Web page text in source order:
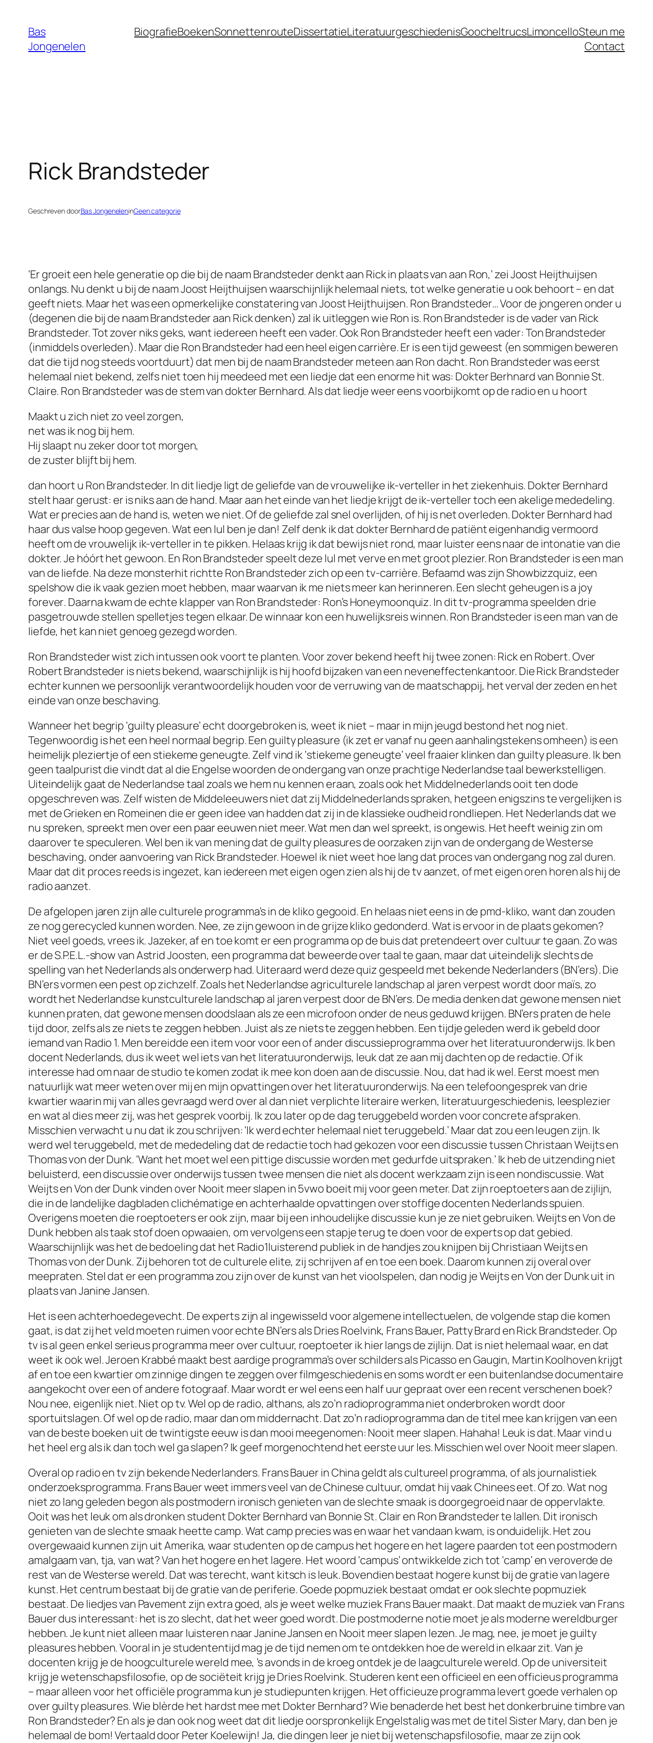
inhoud
Bas
Jongenelen
BiografieBoekenSonnettenrouteDissertatieLiteratuurgeschiedenisGoocheltrucsLimoncelloSteun me
Contact
Rick Brandsteder
Geschreven doorBas JongeneleninGeen categorie
‘Er groeit een hele generatie op die bij de naam Brandsteder denkt aan Rick in plaats van aan Ron,’ zei Joost Heijthuijsen
onlangs. Nu denkt u bij de naam Joost Heijthuijsen waarschijnlijk helemaal niets, tot welke generatie u ook behoort – en dat
geeft niets. Maar het was een opmerkelijke constatering van Joost Heijthuijsen. Ron Brandsteder… Voor de jongeren onder u
(degenen die bij de naam Brandsteder aan Rick denken) zal ik uitleggen wie Ron is. Ron Brandsteder is de vader van Rick
Brandsteder. Tot zover niks geks, want iedereen heeft een vader. Ook Ron Brandsteder heeft een vader: Ton Brandsteder
(inmiddels overleden). Maar die Ron Brandsteder had een heel eigen carrière. Er is een tijd geweest (en sommigen beweren
dat die tijd nog steeds voortduurt) dat men bij de naam Brandsteder meteen aan Ron dacht. Ron Brandsteder was eerst
helemaal niet bekend, zelfs niet toen hij meedeed met een liedje dat een enorme hit was: Dokter Berhnardvan Bonnie St.
Claire. Ron Brandsteder was de stem van dokter Bernhard. Als dat liedje weer eens voorbijkomt op de radio en u hoort
Maakt u zich niet zo veel zorgen,
net was ik nog bij hem.
Hij slaapt nu zeker door tot morgen,
de zuster blijft bij hem.
dan hoort u Ron Brandsteder. In dit liedje ligt de geliefde van de vrouwelijke ik-verteller in het ziekenhuis. Dokter Bernhard
stelt haar gerust: er is niks aan de hand. Maar aan het einde van het liedje krijgt de ik-verteller toch een akelige mededeling.
Wat er precies aan de hand is, weten we niet. Of de geliefde zal snel overlijden, of hij is net overleden. Dokter Bernhard had
haar dus valse hoop gegeven. Wat een lul ben je dan! Zelf denk ik dat dokter Bernhard de patiënt eigenhandig vermoord
heeft om de vrouwelijk ik-verteller in te pikken. Helaas krijg ik dat bewijs niet rond, maar luister eens naar de intonatie van die
dokter. Je hóórt het gewoon. En Ron Brandsteder speelt deze lul met verve en met groot plezier. Ron Brandsteder is een man
van de liefde. Na deze monsterhit richtte Ron Brandsteder zich op een tv-carrière. Befaamd was zijnShowbizzquiz, een
spelshow die ik vaak gezien moet hebben, maar waarvan ik me niets meer kan herinneren. Een slecht geheugenis a joy
forever. Daarna kwam de echte klapper van Ron Brandsteder: Ron’s Honeymoonquiz. In dit tv-programma speelden drie
pasgetrouwde stellen spelletjes tegen elkaar. De winnaar kon een huwelijksreis winnen. Ron Brandsteder is een man van de
liefde, het kan niet genoeg gezegd worden.
Ron Brandsteder wist zich intussen ook voort te planten. Voor zover bekend heeft hij twee zonen: Rick en Robert. Over
Robert Brandsteder is niets bekend, waarschijnlijk is hij hoofd bijzaken van een neveneffectenkantoor. Die Rick Brandsteder
echter kunnen we persoonlijk verantwoordelijk houden voor de verruwing van de maatschappij, het verval der zeden en het
einde van onze beschaving.
Wanneer het begrip ‘guilty pleasure’ echt doorgebroken is, weet ik niet – maar in mijn jeugd bestond het nog niet.
Tegenwoordig is het een heel normaal begrip. Een guilty pleasure (ik zet er vanaf nu geen aanhalingstekens omheen) is een
heimelijk pleziertje of een stiekeme geneugte. Zelf vind ik ‘stiekeme geneugte’ veel fraaier klinken dan guilty pleasure. Ik ben
geen taalpurist die vindt dat al die Engelse woorden de ondergang van onze prachtige Nederlandse taal bewerkstelligen.
Uiteindelijk gaat de Nederlandse taal zoals we hem nu kennen eraan, zoals ook het Middelnederlands ooit ten dode
opgeschreven was. Zelf wisten de Middeleeuwers niet dat zij Middelnederlands spraken, hetgeen enigszins te vergelijken is
met de Grieken en Romeinen die er geen idee van hadden dat zij in de klassieke oudheid rondliepen. Het Nederlands dat we
nu spreken, spreekt men over een paar eeuwen niet meer. Wat men dan wel spreekt, is ongewis. Het heeft weinig zin om
daarover te speculeren. Wel ben ik van mening dat de guilty pleasures de oorzaken zijn van de ondergang de Westerse
beschaving, onder aanvoering van Rick Brandsteder. Hoewel ik niet weet hoe lang dat proces van ondergang nog zal duren.
Maar dat dit proces reeds is ingezet, kan iedereen met eigen ogen zien als hij de tv aanzet, of met eigen oren horen als hij de
radio aanzet.
De afgelopen jaren zijn alle culturele programma’s in de kliko gegooid. En helaas niet eens in de pmd-kliko, want dan zouden
ze nog gerecycled kunnen worden. Nee, ze zijn gewoon in de grijze kliko gedonderd. Wat is ervoor in de plaats gekomen?
Niet veel goeds, vrees ik. Jazeker, af en toe komt er een programma op de buis dat pretendeert over cultuur te gaan. Zo was
er deS.P.E.L.-showvan Astrid Joosten, een programma dat beweerde over taal te gaan, maar dat uiteindelijk slechts de
spelling van het Nederlands als onderwerp had. Uiteraard werd deze quiz gespeeld met bekende Nederlanders (BN’ers). Die
BN’ers vormen een pest op zichzelf. Zoals het Nederlandse agriculturele landschap al jaren verpest wordt door maïs, zo
wordt het Nederlandse kunstculturele landschap al jaren verpest door de BN’ers. De media denken dat gewone mensen niet
kunnen praten, dat gewone mensen doodslaan als ze een microfoon onder de neus geduwd krijgen. BN’ers praten de hele
tijd door, zelfs als ze niets te zeggen hebben. Juist als ze niets te zeggen hebben. Een tijdje geleden werd ik gebeld door
iemand van Radio 1. Men bereidde een item voor voor een of ander discussieprogramma over het literatuuronderwijs. Ik ben
docent Nederlands, dus ik weet wel iets van het literatuuronderwijs, leuk dat ze aan mij dachten op de redactie. Of ik
interesse had om naar de studio te komen zodat ik mee kon doen aan de discussie. Nou, dat had ik wel. Eerst moest men
natuurlijk wat meer weten over mij en mijn opvattingen over het literatuuronderwijs. Na een telefoongesprek van drie
kwartier waarin mij van alles gevraagd werd over al dan niet verplichte literaire werken, literatuurgeschiedenis, leesplezier
en wat al dies meer zij, was het gesprek voorbij. Ik zou later op de dag teruggebeld worden voor concrete afspraken.
Misschien verwacht u nu dat ik zou schrijven: ‘Ik werd echter helemaal niet teruggebeld.’ Maar dat zou een leugen zijn. Ik
werd wel teruggebeld, met de mededeling dat de redactie toch had gekozen voor een discussie tussen Christaan Weijts en
Thomas von der Dunk. ‘Want het moet wel een pittige discussie worden met gedurfde uitspraken.’ Ik heb de uitzending niet
beluisterd, een discussie over onderwijs tussen twee mensen die niet als docent werkzaam zijn is een nondiscussie. Wat
Weijts en Von der Dunk vinden over Nooit meer slapen in 5vwo boeit mij voor geen meter. Dat zijn roeptoeters aan de zijlijn,
die in de landelijke dagbladen clichématige en achterhaalde opvattingen over stoffige docenten Nederlands spuien.
Overigens moeten die roeptoeters er ook zijn, maar bij een inhoudelijke discussie kun je ze niet gebruiken. Weijts en Von de
Dunk hebben als taak stof doen opwaaien, om vervolgens een stapje terug te doen voor de experts op dat gebied.
Waarschijnlijk was het de bedoeling dat het Radio1luisterend publiek in de handjes zou knijpen bij Christiaan Weijts en
Thomas von der Dunk. Zij behoren tot de culturele elite, zij schrijven af en toe een boek. Daarom kunnen zij overal over
meepraten. Stel dat er een programma zou zijn over de kunst van het vioolspelen, dan nodig je Weijts en Von der Dunk uit in
plaats van Janine Jansen.
Het is een achterhoedegevecht. De experts zijn al ingewisseld voor algemene intellectuelen, de volgende stap die komen
gaat, is dat zij het veld moeten ruimen voor echte BN’ers als Dries Roelvink, Frans Bauer, Patty Brard en Rick Brandsteder. Op
tv is al geen enkel serieus programma meer over cultuur, roeptoeter ik hier langs de zijlijn. Dat is niet helemaal waar, en dat
weet ik ook wel. Jeroen Krabbé maakt best aardige programma’s over schilders als Picasso en Gaugin, Martin Koolhoven krijgt
af en toe een kwartier om zinnige dingen te zeggen over filmgeschiedenis en soms wordt er een buitenlandse documentaire
aangekocht over een of andere fotograaf. Maar wordt er wel eens een half uur gepraat over een recent verschenen boek?
Nou nee, eigenlijk niet. Niet op tv. Wel op de radio, althans, als zo’n radioprogramma niet onderbroken wordt door
sportuitslagen. Of wel op de radio, maar dan om middernacht. Dat zo’n radioprogramma dan de titel mee kan krijgen van een
van de beste boeken uit de twintigste eeuw is dan mooi meegenomen: Nooit meer slapen. Hahaha! Leuk is dat. Maar vind u
het heel erg als ik dan toch wel ga slapen? Ik geef morgenochtend het eerste uur les. Misschien wel over Nooit meer slapen.
Overal op radio en tv zijn bekende Nederlanders. Frans Bauer in China geldt als cultureel programma, of als journalistiek
onderzoeksprogramma. Frans Bauer weet immers veel van de Chinese cultuur, omdat hij vaak Chinees eet. Of zo. Wat nog
niet zo lang geleden begon als postmodern ironisch genieten van de slechte smaak is doorgegroeid naar de oppervlakte.
Ooit was het leuk om als dronken student Dokter Bernhard van Bonnie St. Clair en Ron Brandsteder te lallen. Dit ironisch
genieten van de slechte smaak heette camp. Wat camp precies was en waar het vandaan kwam, is onduidelijk. Het zou
overgewaaid kunnen zijn uit Amerika, waar studenten op de campus het hogere en het lagere paarden tot een postmodern
amalgaam van, tja, van wat? Van het hogere en het lagere. Het woord ‘campus’ ontwikkelde zich tot ‘camp’ en veroverde de
rest van de Westerse wereld. Dat was terecht, want kitsch is leuk. Bovendien bestaat hogere kunst bij de gratie van lagere
kunst. Het centrum bestaat bij de gratie van de periferie. Goede popmuziek bestaat omdat er ook slechte popmuziek
bestaat. De liedjes van Pavement zijn extra goed, als je weet welke muziek Frans Bauer maakt. Dat maakt de muziek van Frans
Bauer dus interessant: het is zo slecht, dat het weer goed wordt. Die postmoderne notie moet je als moderne wereldburger
hebben. Je kunt niet alleen maar luisteren naar Janine Jansen en Nooit meer slapen lezen. Je mag, nee, je moet je guilty
pleasures hebben. Vooral in je studententijd mag je de tijd nemen om te ontdekken hoe de wereld in elkaar zit. Van je
docenten krijg je de hoogculturele wereld mee, ’s avonds in de kroeg ontdek je de laagculturele wereld. Op de universiteit
krijg je wetenschapsfilosofie, op de sociëteit krijg je Dries Roelvink. Studeren kent een officieel en een officieus programma
– maar alleen voor het officiële programma kun je studiepunten krijgen. Het officieuze programma levert goede verhalen op
over guilty pleasures. Wie blèrde het hardst mee met Dokter Bernhard? Wie benaderde het best het donkerbruine timbre van
Ron Brandsteder? En als je dan ook nog weet dat dit liedje oorspronkelijk Engelstalig was met de titel Sister Mary, dan ben je
helemaal de bom! Vertaald door Peter Koelewijn! Ja, die dingen leer je niet bij wetenschapsfilosofie, maar ze zijn ook